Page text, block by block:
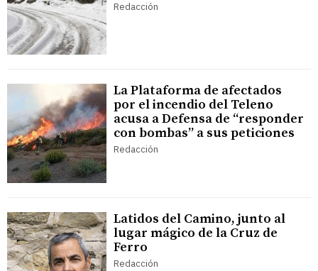
Redacción
La Plataforma de afectados
por el incendio del Teleno
acusa a Defensa de “responder
con bombas” a sus peticiones
Redacción
Latidos del Camino, junto al
lugar mágico de la Cruz de
Ferro
Redacción